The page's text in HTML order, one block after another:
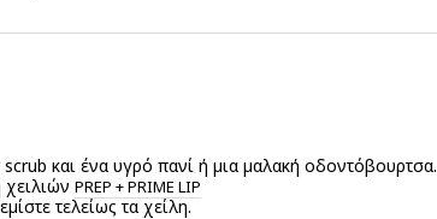
και ένα υγρό πανί ή μια μαλακή οδοντόβουρτσα.
PREP + PRIME LIP
τελείως τα χείλη.